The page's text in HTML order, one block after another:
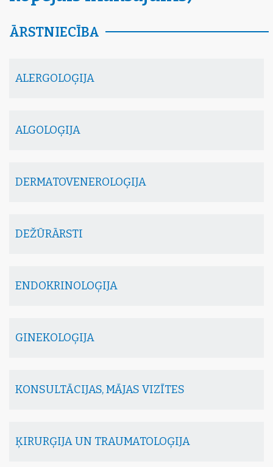
ĀRSTNIECĪBA
ALERGOLOĢIJA
ALGOLOĢIJA
DERMATOVENEROLOĢIJA
DEŽŪRĀRSTI
ENDOKRINOLOĢIJA
GINEKOLOĢIJA
KONSULTĀCIJAS, MĀJAS VIZĪTES
ĶIRURĢIJA UN TRAUMATOLOĢIJA